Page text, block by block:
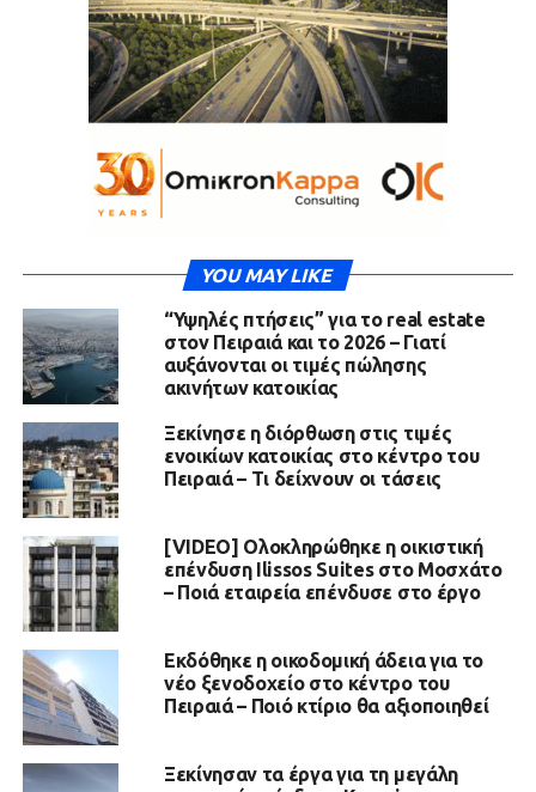
YOU MAY LIKE
“Υψηλές πτήσεις” για το real estate
στον Πειραιά και το 2026 – Γιατί
αυξάνονται οι τιμές πώλησης
ακινήτων κατοικίας
Ξεκίνησε η διόρθωση στις τιμές
ενοικίων κατοικίας στο κέντρο του
Πειραιά – Τι δείχνουν οι τάσεις
[VIDEO] Ολοκληρώθηκε η οικιστική
επένδυση Ilissos Suites στο Μοσχάτο
– Ποιά εταιρεία επένδυσε στο έργο
Εκδόθηκε η οικοδομική άδεια για το
νέο ξενοδοχείο στο κέντρο του
Πειραιά – Ποιό κτίριο θα αξιοποιηθεί
Ξεκίνησαν τα έργα για τη μεγάλη